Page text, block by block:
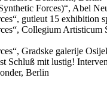
Forces)“, Abel
gutleut 15 exhibition
Collegium Artisticum
Gradske galerije
Schluß mit lustig!
Berlin